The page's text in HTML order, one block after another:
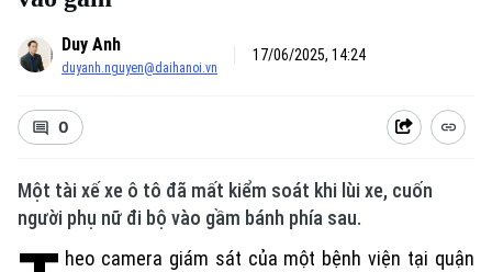
Duy Anh
duyanh.nguyen@daihanoi.vn
17/06/2025, 14:24
0
Một tài xế xe ô tô đã mất kiểm soát khi lùi xe, cuốn
người phụ nữ đi bộ vào gầm bánh phía sau.
heo camera giám sát của một bệnh viện tại quận